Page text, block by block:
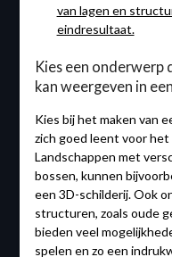
van lagen en
eindresultaat.
Kies een
kan weergeven in
Kies bij het maken van
zich goed leent voor
Landschappen met
bossen, kunnen
een 3D-schilderij. Ook
structuren, zoals oude
bieden veel
spelen en zo een